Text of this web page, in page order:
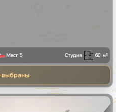
Мест 5 Студия 60 м²
выбраны